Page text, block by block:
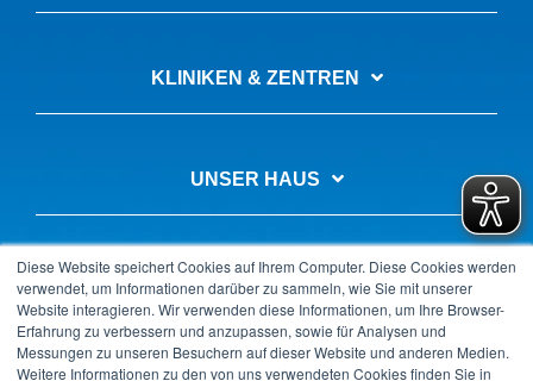
Diese Website speichert Cookies auf Ihrem Computer. Diese Cookies werden
verwendet, um Informationen darüber zu sammeln, wie Sie mit unserer
Website interagieren. Wir verwenden diese Informationen, um Ihre Browser-
Erfahrung zu verbessern und anzupassen, sowie für Analysen und
Messungen zu unseren Besuchern auf dieser Website und anderen Medien.
Weitere Informationen zu den von uns verwendeten Cookies finden Sie in
KLINIKEN & ZENTREN
UNSER HAUS
AUSBILDUNG & KARRIERE